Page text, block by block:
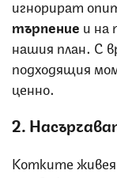
игнорират
търпение и на
нашия план. С
подходящия
ценно.
2.
Котките